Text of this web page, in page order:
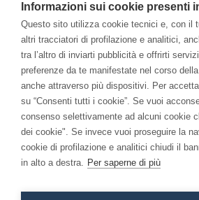
L’Economia della
canale TV della RAI
Dicembre 22, 2017
Il Libro
Per una Economia della
meditazione ha cambiato me
Informazioni sui cookie presenti
Questo sito utilizza cookie tecnici e, con il
altri tracciatori di profilazione e analitici,
tra l’altro di inviarti pubblicità e offrirti
preferenze da te manifestate nel corso
anche attraverso più dispositivi. Per
su “Consenti tutti i cookie”. Se vuoi
consenso selettivamente ad alcuni cookie
dei cookie". Se invece vuoi proseguire la
cookie di profilazione e analitici chiudi il
in alto a destra. Per saperne di più